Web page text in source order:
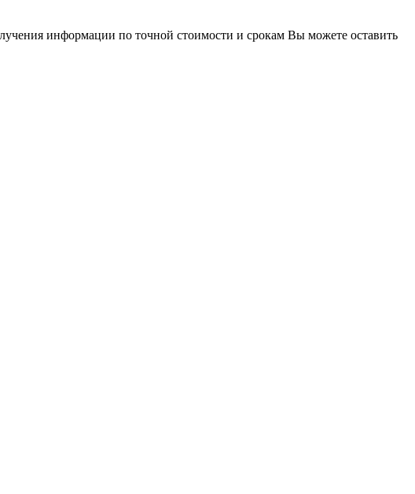
информации по точной стоимости и срокам Вы можете оставить